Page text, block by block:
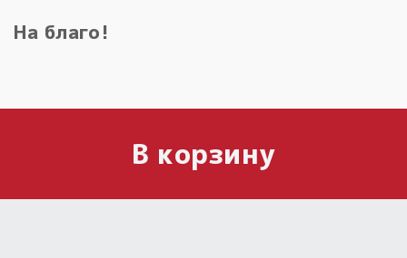
На благо!
В корзину